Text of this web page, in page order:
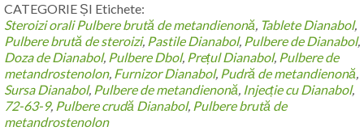
CATEGORIE ȘI Etichete:
Steroizi orali Pulbere brută de metandienonă, Tablete Dianabol,
Pulbere brută de steroizi, Pastile Dianabol, Pulbere de Dianabol,
Doza de Dianabol, Pulbere Dbol, Prețul Dianabol, Pulbere de
metandrostenolon, Furnizor Dianabol, Pudră de metandienonă,
Sursa Dianabol, Pulbere de metandienonă, Injecție cu Dianabol,
72-63-9, Pulbere crudă Dianabol, Pulbere brută de
metandrostenolon